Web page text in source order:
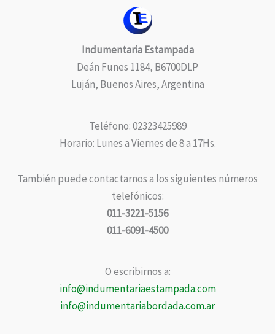
Indumentaria Estampada
Deán Funes 1184, B6700DLP
Luján, Buenos Aires, Argentina
Teléfono: 02323425989
Horario: Lunes a Viernes de 8 a 17Hs.
También puede contactarnos a los siguientes números
telefónicos:
011-3221-5156
011-6091-4500
O escribirnos a:
info@indumentariaestampada.com
info@indumentariabordada.com.ar